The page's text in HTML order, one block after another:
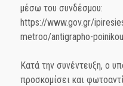
μέσω του συνδέσμου:
https://www.gov.gr/
metroo/antigrapho-
Κατά την συνέντευξη, ο
προσκομίσει και